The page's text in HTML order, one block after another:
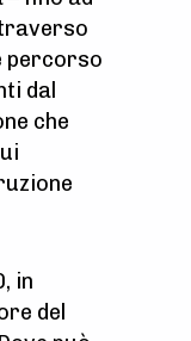
percorso
dal
che
in
del